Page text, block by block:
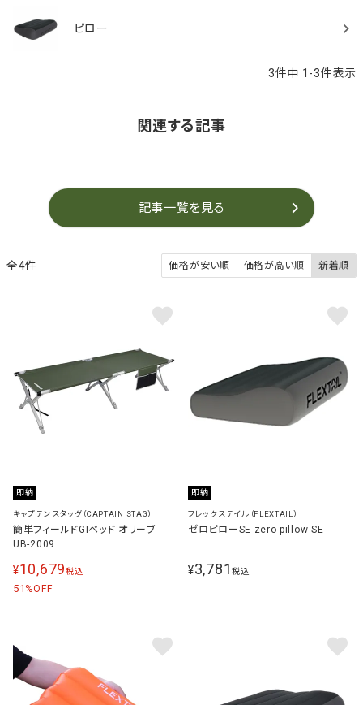
ピロー
3件中 1 -3件表示
関連する記事
記事一覧を見る
価格が安い順 価格が高い順 新着順
4
即納
キャプテンスタッグ（CAPTAIN STAG）
簡単フィールドGIベッド オリーブ
UB-2009
¥10,679税込
51 %OFF
即納
フレックステイル（FLEXTAIL）
ゼロピローSE zero pillow SE
¥3,781税込